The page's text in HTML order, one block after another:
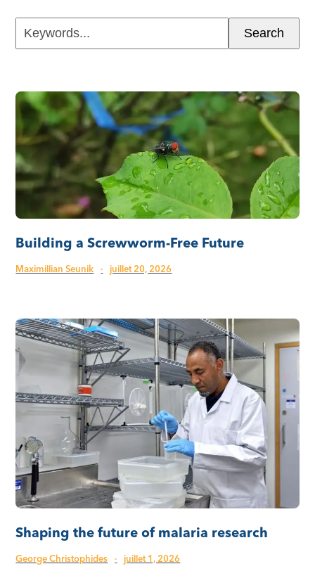
Keywords... Search
Building a Screwworm-Free Future
Maximillian Seunik · juillet 20, 2026
Shaping the future of malaria research
George Christophides · juillet 1, 2026